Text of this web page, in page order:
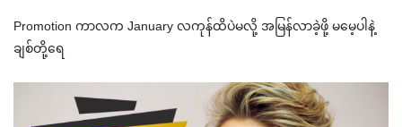
Promotion ကာလက January လကုန်ထိပဲမလို့ အမြန်လာခဲ့ဖို့ မမေ့ပါနဲ့
ချစ်တို့ရေ